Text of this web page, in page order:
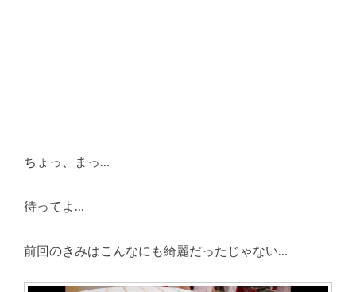
ちょっ、まっ…
待ってよ…
前回のきみはこんなにも綺麗だったじゃない…